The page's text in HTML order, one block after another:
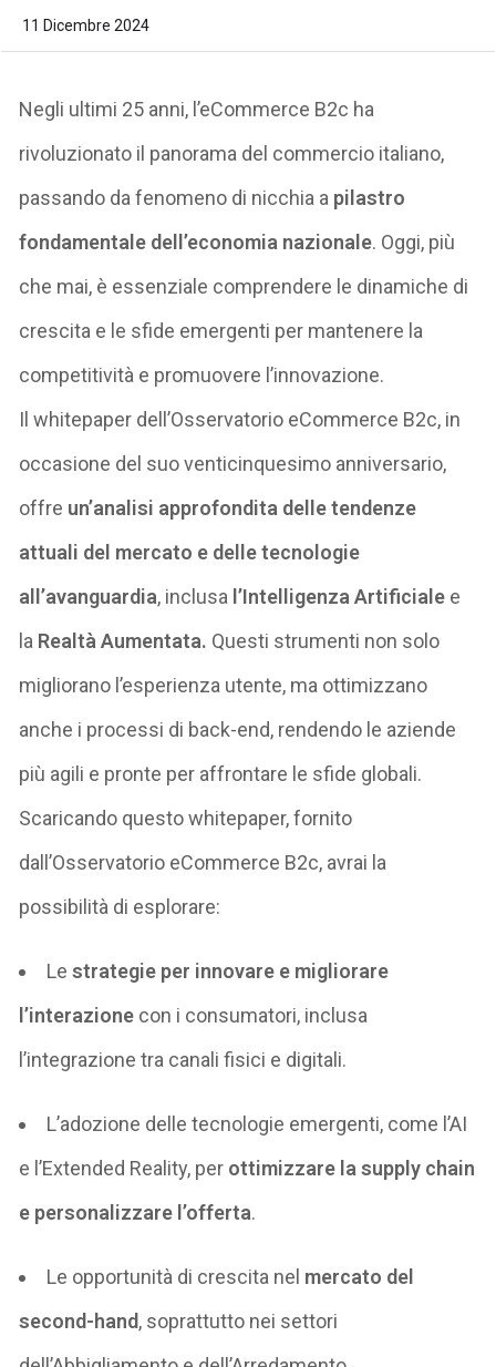
11 Dicembre 2024
Negli ultimi 25 anni, l’eCommerce B2c ha
rivoluzionato il panorama del commercio italiano,
passando da fenomeno di nicchia a pilastro
fondamentale dell’economia nazionale. Oggi, più
che mai, è essenziale comprendere le dinamiche di
crescita e le sfide emergenti per mantenere la
competitività e promuovere l’innovazione.
Ilwhitepaper dell’Osservatorio eCommerce B2c, in
occasione del suo venticinquesimo anniversario,
offre un’analisi approfondita delle tendenze
attuali del mercato e delle tecnologie
all’avanguardia, inclusa l’Intelligenza Artificiale e
la Realtà Aumentata. Questi strumenti non solo
migliorano l’esperienza utente, ma ottimizzano
anche i processi di back-end, rendendo le aziende
più agili e pronte per affrontare le sfide globali.
Scaricando questowhitepaper, fornito
dall’Osservatorio eCommerce B2c, avrai la
possibilità di esplorare:
Lestrategie per innovare e migliorare
l’interazione con i consumatori, inclusa
l’integrazione tra canali fisici e digitali.
L’adozione delle tecnologie emergenti, come l’AI
e l’Extended Reality, per ottimizzare la supply chain
e personalizzare l’offerta.
Le opportunità di crescita nel mercato del
second-hand, soprattutto nei settori